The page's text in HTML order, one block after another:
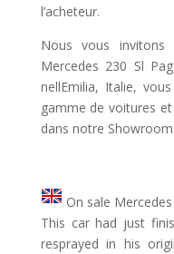
l’acheteur.
Nous vous
Mercedes 230 Sl
nellEmilia, Italie,
gamme de voitures
dans notre Showroom.
On sale
This car had just
resprayed in his